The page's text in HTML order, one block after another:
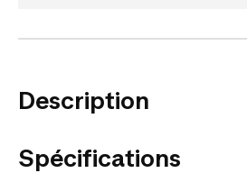
Description
Spécifications